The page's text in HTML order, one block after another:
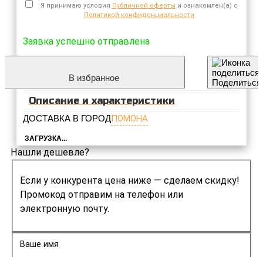
Я принимаю условия Публичной оферты и ознакомлен(а) с
Политикой конфиденциальности
Заявка успешно отправлена
В избранное Поделиться
Описание и характеристики
ДОСТАВКА В ГОРОДПОМОНА
ЗАГРУЗКА...
Нашли дешевле?
Если у конкурента цена ниже — сделаем скидку!
Промокод отправим на телефон или
электронную почту.
Ваше имя